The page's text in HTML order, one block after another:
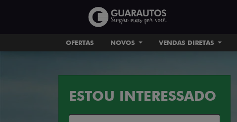
OFERTAS NOVOS VENDAS DIRETAS
ESTOU INTERESSADO